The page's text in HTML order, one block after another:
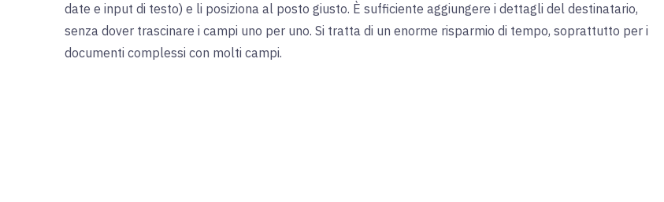
date e input di testo) e li posiziona al posto giusto. È sufficiente aggiungere i dettagli del destinatario,
senza dover trascinare i campi uno per uno. Si tratta di un enorme risparmio di tempo, soprattutto per i
documenti complessi con molti campi.